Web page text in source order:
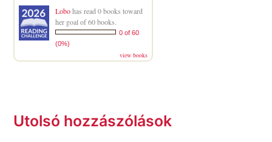
Lobohas read 0 books toward
her goal of 60 books.
0 of 60
(0%)
view books
Utolsó hozzászólások